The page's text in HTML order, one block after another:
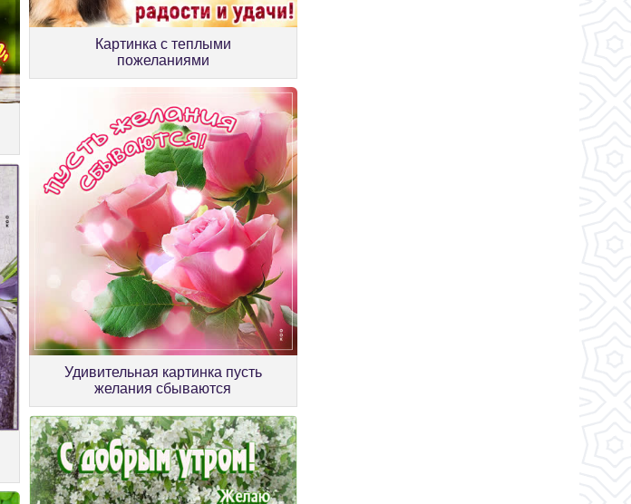
Картинка с теплыми
пожеланиями
Удивительная картинка пусть
желания сбываются